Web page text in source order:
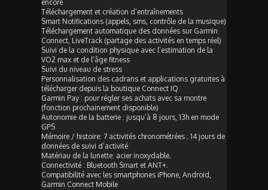
encore
Téléchargement et création d’entraînements
Smart Notifications (appels, sms, contrôle de la musique)
Téléchargement automatique des données sur Garmin
Connect, LiveTrack (partage des activités en temps réel)
Suivi de la condition physique avec l’estimation de la
VO2 max et de l’âge fitness
Suivi du niveau de stress
Personnalisation des cadrans et applications gratuites à
télécharger depuis la boutique Connect IQ
Garmin Pay : pour régler ses achats avec sa montre
(fonction prochainement disponible)
Autonomie de la batterie : jusqu’à 8 jours, 13h en mode
GPS
Mémoire / histoire: 7 activités chronométrées ; 14 jours de
données de suivi d’activité
Matériau de la lunette: acier inoxydable.
Connectivité : Bluetooth Smart et ANT+.
Compatibilité avec les smartphones iPhone, Android,
Garmin Connect Mobile